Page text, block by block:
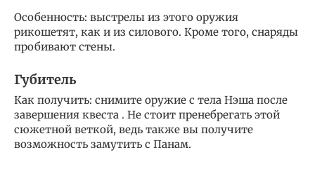
Особенность: выстрелы из этого оружия
рикошетят, как и из силового. Кроме того, снаряды
пробивают стены.
Губитель
Как получить: снимите оружие с тела Нэша после
завершения квеста . Не стоит пренебрегать этой
сюжетной веткой, ведь также вы получите
возможность замутить с Панам.